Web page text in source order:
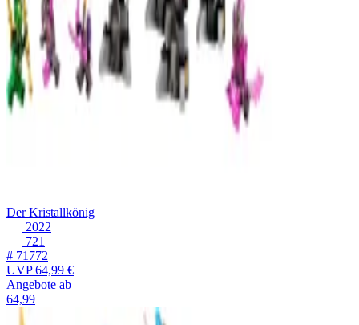
Der Kristallkönig
2022
721
# 71772
UVP64,99 €
Angebote ab
64,99